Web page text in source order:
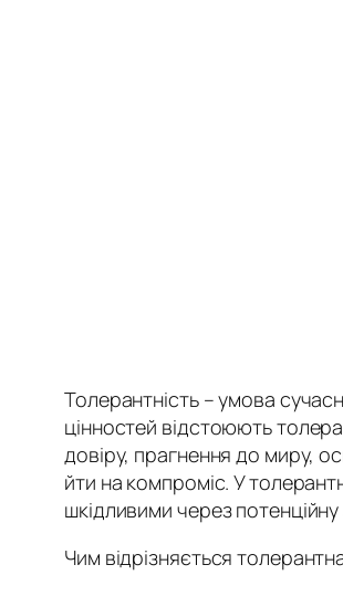
Толерантність – умова
цінностей відстоюють
довіру, прагнення до миру,
йти на компроміс. У
шкідливими через
Чим відрізняється